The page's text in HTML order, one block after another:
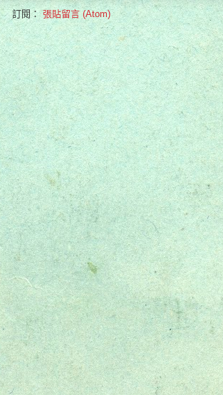
訂閱：張貼留言 (Atom)